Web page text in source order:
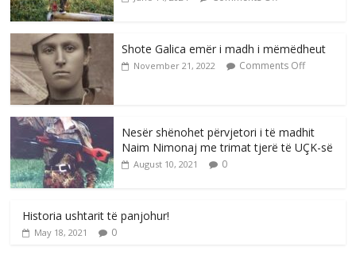
Shote Galica emër i madh i mëmëdheut
November 21, 2022 Comments Off
Nesër shënohet përvjetori i të madhit
Naim Nimonaj me trimat tjerë të UÇK-së
August 10, 2021 0
Historia ushtarit të panjohur!
May 18, 2021 0